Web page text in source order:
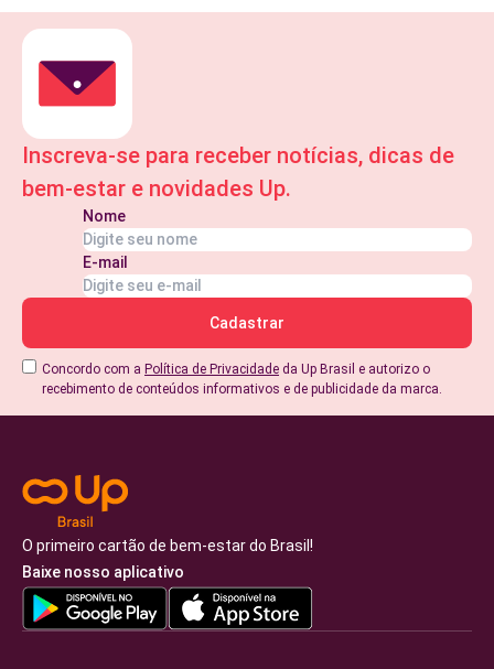
Inscreva-se para receber notícias, dicas de
bem-estar e novidades Up.
Nome
E-mail
Concordo com a Política de Privacidade da Up Brasil e autorizo o
recebimento de conteúdos informativos e de publicidade da marca.
O primeiro cartão de bem-estar do Brasil!
Baixe nosso aplicativo